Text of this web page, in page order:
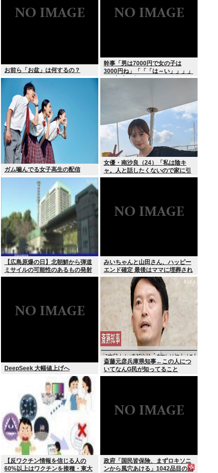
お前ら「お盆」は何するの？
幹事「男は7000円で女の子は
3000円ね」「「「は～い」」」」
（ヽ´ん`）「あ？ ちょっと待て
ガム噛んでる女子高生の配信
女優・南沙良（24）「私は陰キ
ャ。人と話したくないので家に引
きこもってPCでアニメを観ていた
【広島原爆の日】北朝鮮から弾道
ミサイルの可能性のあるもの発射
防衛省が発表8月6日 17時12分配
みいちゃんと山田さん、ハッピー
エンド確定 最後はママに埋葬され
る
DeepSeek 大幅値上げへ
斎藤元彦兵庫県知事←この人につ
いてなんG民が知ってること
【反ワクチン情報を信じる人の
60%以上はワクチンを接種・東大
政府「国民皆保険、まずロキソニ
ンから風穴あける」1042品目の薬